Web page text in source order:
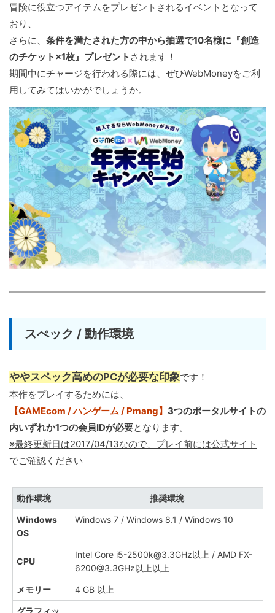
冒険に役立つアイテムをプレゼントされるイベントとなって
おり、
さらに、 条件を満たされた方の中から抽選で10名様に『創造
のチケット×1枚』プレゼント されます！
期間中にチャージを行われる際には、ぜひWebMoneyをご利
用してみてはいかがでしょうか。
スぺック / 動作環境
ややスペック高めのPCが必要な印象です！
本作をプレイするためには、
【GAMEcom / ハンゲーム / Pmang】 3つのポータルサイトの
内いずれか1つの会員IDが必要となります。
※最終更新日は2017/04/13なので、プレイ前には公式サイト
でご確認ください
動作環境 推奨環境
Windows
OS
Windows 7 / Windows 8.1 / Windows 10
CPU
Intel Core i5-2500k@3.3GHz以上 / AMD FX-
6200@3.3GHz以上以上
メモリー 4 GB 以上